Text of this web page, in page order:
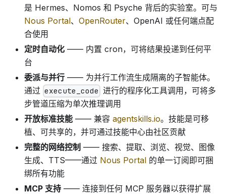
是 Hermes、Nomos 和 Psyche 背后的实验室。可与
Nous Portal、 OpenRouter、OpenAI 或任何端点配
合使用
定时自动化 —— 内置 cron，可将结果投递到任何平
台
委派与并行 —— 为并行工作流生成隔离的子智能体。
通过 execute_code 进行的程序化工具调用，可将多
步管道压缩为单次推理调用
开放标准技能 —— 兼容 agentskills.io。技能是可移
植、可共享的，并可通过技能中心由社区贡献
完整的网络控制 —— 搜索、提取、浏览、视觉、图像
生成、TTS——通过 Nous Portal 的单一订阅即可捆
绑所有功能
MCP 支持 —— 连接到任何 MCP 服务器以获得扩展